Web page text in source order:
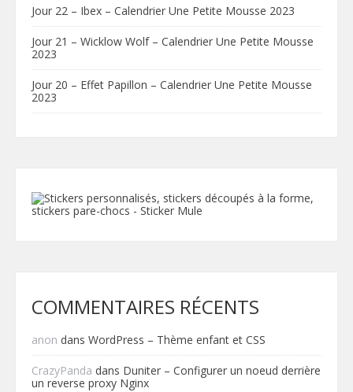
Jour 22 – Ibex – Calendrier Une Petite Mousse 2023
Jour 21 – Wicklow Wolf – Calendrier Une Petite Mousse
2023
Jour 20 – Effet Papillon – Calendrier Une Petite Mousse
2023
COMMENTAIRES RÉCENTS
anon dans WordPress – Thème enfant et CSS
CrazyPanda dans Duniter – Configurer un noeud derrière
un reverse proxy Nginx